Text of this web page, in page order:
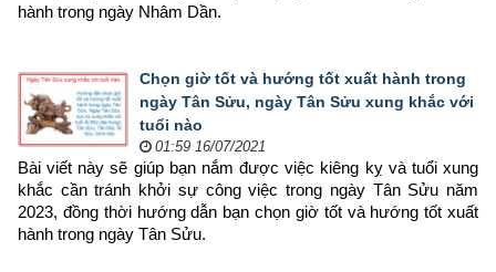
hành trong ngày Nhâm Dần.
Chọn giờ tốt và hướng tốt xuất hành trong
ngày Tân Sửu, ngày Tân Sửu xung khắc với
tuổi nào
01:59 16/07/2021
Bài viết này sẽ giúp bạn nắm được việc kiêng kỵ và tuổi xung
khắc cần tránh khởi sự công việc trong ngày Tân Sửu năm
2023, đồng thời hướng dẫn bạn chọn giờ tốt và hướng tốt xuất
hành trong ngày Tân Sửu.